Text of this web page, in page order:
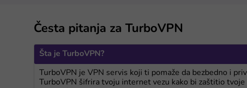
Česta pitanja za TurboVPN
Šta je TurboVPN?
TurboVPN je VPN servis koji ti pomaže da bezbedno i
TurboVPN šifrira tvoju internet vezu kako bi zaštitio